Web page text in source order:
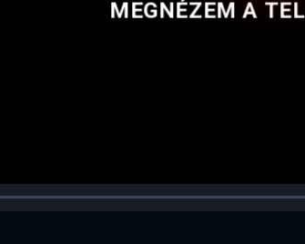
MEGNÉZEM A